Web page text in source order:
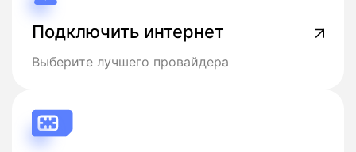
Подключить интернет
Выберите лучшего провайдера